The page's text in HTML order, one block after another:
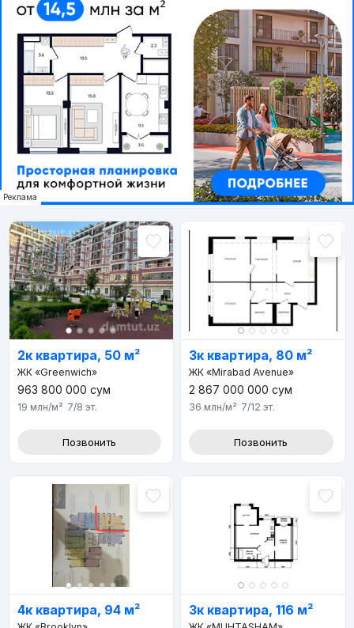
Реклама
2к квартира, 50 м²
ЖК «Greenwich»
963 800 000 сум
19 млн/м² 7/8 эт.
Позвонить
3к квартира, 80 м²
ЖК «Mirabad Avenue»
2 867 000 000 сум
36 млн/м² 7/12 эт.
Позвонить
4к квартира, 94 м² 3к квартира, 116 м²